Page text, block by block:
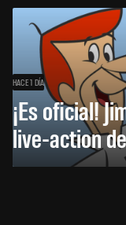
HACE 1 DÍA
¡Es oficial!
live-action